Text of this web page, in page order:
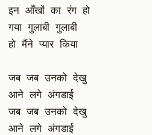
इन आँखों का रंग हो
गया गुलाबी गुलाबी
हो मैंने प्यार किया
जब जब उनको देखु
आने लगे अंगडाई
जब जब उनको देखु
आने लगे अंगडाई